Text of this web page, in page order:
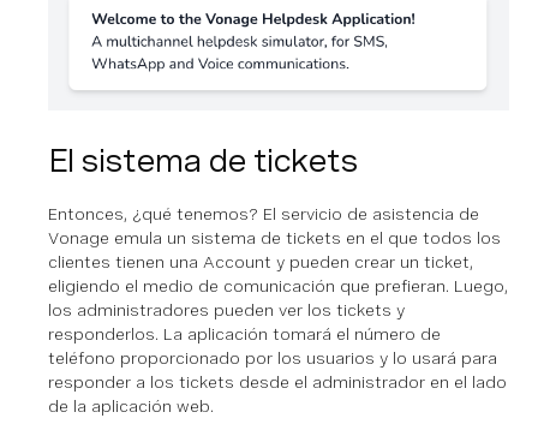
El sistema de tickets
Entonces, ¿qué tenemos? El servicio de asistencia de
Vonage emula un sistema de tickets en el que todos los
clientes tienen una Account y pueden crear un ticket,
eligiendo el medio de comunicación que prefieran. Luego,
los administradores pueden ver los tickets y
responderlos. La aplicación tomará el número de
teléfono proporcionado por los usuarios y lo usará para
responder a los tickets desde el administrador en el lado
de la aplicación web.